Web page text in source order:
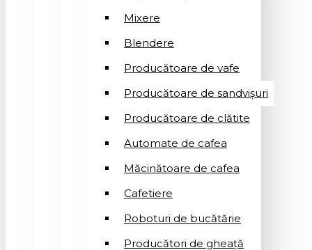
Mixere
Blendere
Producătoare de vafe
Producătoare de sandvişuri
Producătoare de clătite
Automate de cafea
Măcinătoare de cafea
Cafetiere
Roboturi de bucătărie
Producători de gheață